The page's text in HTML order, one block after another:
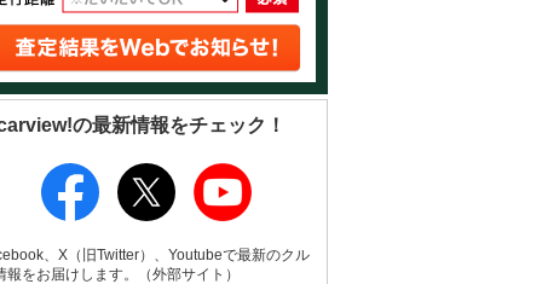
の最新情報をチェック！
、X（旧Twitter）、Youtubeで最新のクル
報をお届けします。（外部サイト）